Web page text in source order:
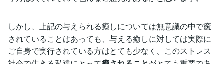
しかし、上記の与えられる癒しについては無意識の中で癒
されていることはあっても、与える癒しに対しては実際に
ご自身で実行されている方はとても少なく、このストレス